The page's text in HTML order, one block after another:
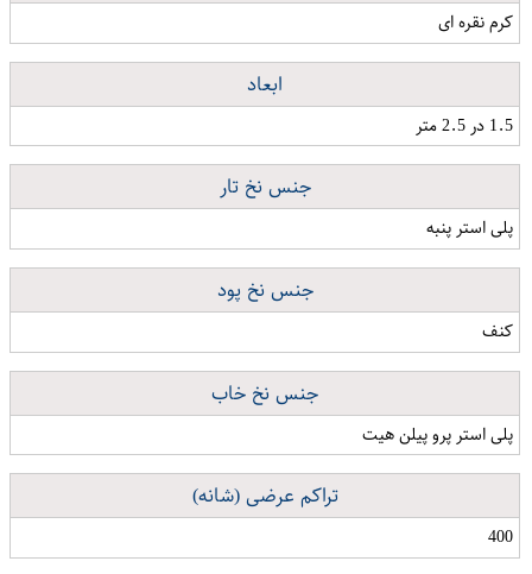
کرم نقره ای
ابعاد
1.5 در 2.5 متر
جنس نخ تار
پلی استر پنبه
جنس نخ پود
کنف
جنس نخ خاب
پلی استر پرو پیلن هیت
تراکم عرضی (شانه)
400